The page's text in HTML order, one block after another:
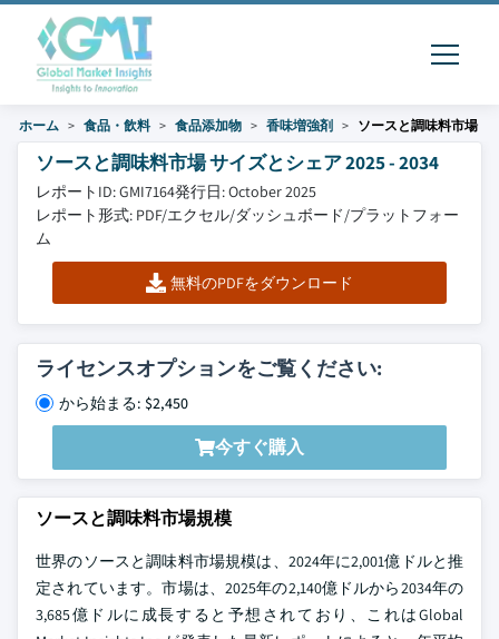
ホーム 食品・飲料 食品添加物 香味増強剤 ソースと調味料市場
ソースと調味料市場 サイズとシェア 2025 - 2034
レポートID: GMI7164発行日: October 2025
レポート形式: PDF/エクセル/ダッシュボード/プラットフォー
ム
無料のPDFをダウンロード
ライセンスオプションをご覧ください:
から始まる: $2,450
今すぐ購入
ソースと調味料市場規模
世界のソースと調味料市場規模は、2024年に2,001億ドルと推
定されています。市場は、2025年の2,140億ドルから2034年の
3,685億ドルに成長すると予想されており、これはGlobal